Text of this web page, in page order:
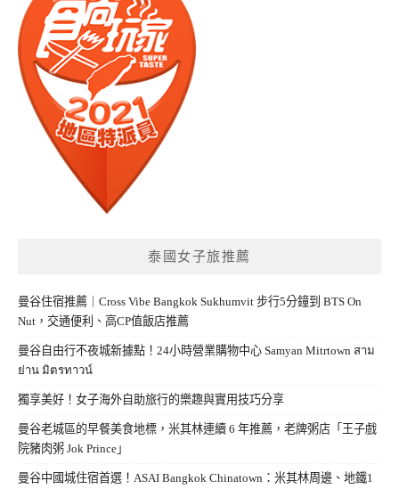
泰國女子旅推薦
曼谷住宿推薦｜Cross Vibe Bangkok Sukhumvit 步行5分鐘到 BTS On
Nut，交通便利、高CP值飯店推薦
曼谷自由行不夜城新據點！24小時營業購物中心 Samyan Mitrtown สาม
ย่าน มิตรทาวน์
獨享美好！女子海外自助旅行的樂趣與實用技巧分享
曼谷老城區的早餐美食地標，米其林連續 6 年推薦，老牌粥店「王子戲
院豬肉粥 Jok Prince」
曼谷中國城住宿首選！ASAI Bangkok Chinatown：米其林周邊、地鐵1